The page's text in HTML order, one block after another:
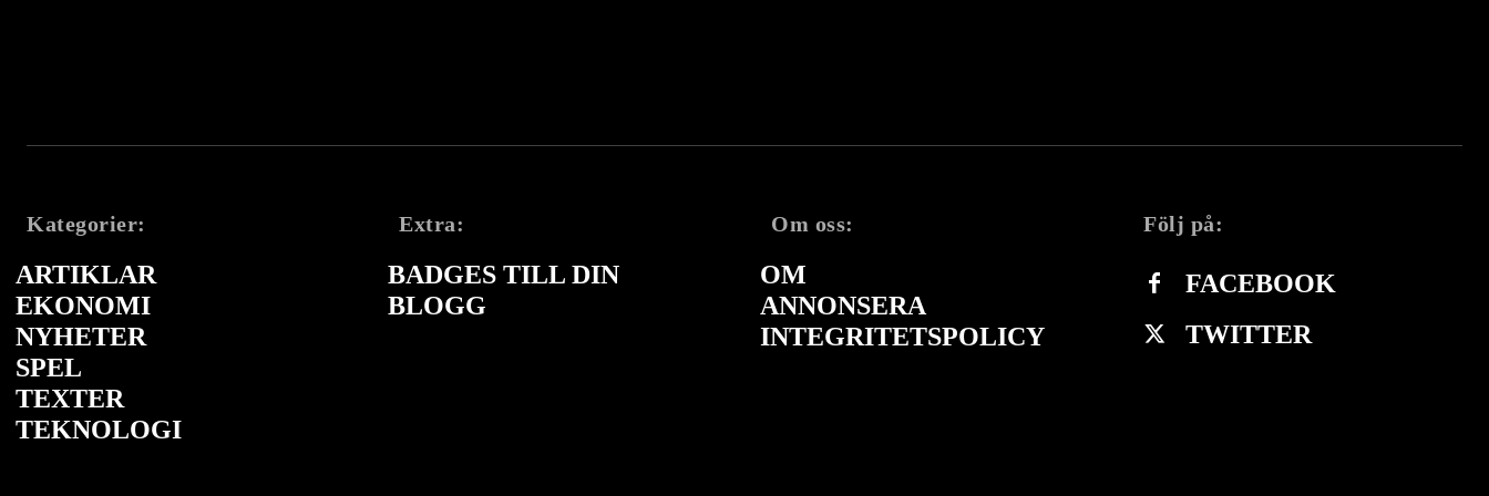
Kategorier:
ARTIKLAR
EKONOMI
NYHETER
SPEL
TEXTER
TEKNOLOGI
Extra:
BADGES TILL DIN
BLOGG
Om oss:
OM
ANNONSERA
INTEGRITETSPOLICY
Följ på:
FACEBOOK
TWITTER